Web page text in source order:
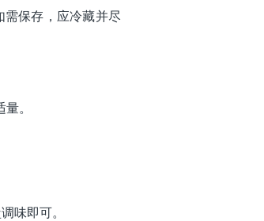
保存，应冷藏并尽
。
味即可。